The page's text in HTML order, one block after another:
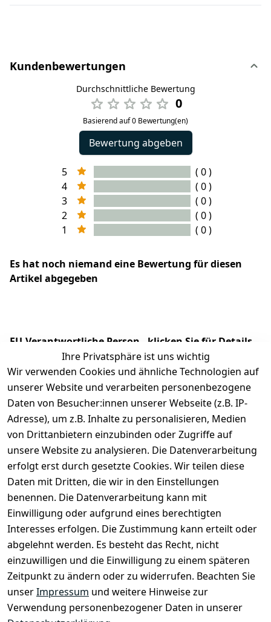
Kundenbewertungen
Durchschnittliche Bewertung
0
Basierend auf 0 Bewertung(en)
Bewertung abgeben
5
( 0 )
4
( 0 )
3
( 0 )
2
( 0 )
1
( 0 )
Es hat noch niemand eine Bewertung für diesen
Artikel abgegeben
EU-Verantwortliche Person - klicken Sie für Details
Ihre Privatsphäre ist uns wichtig
Wir verwenden Cookies und ähnliche Technologien auf
unserer Website und verarbeiten personenbezogene
Daten von Besucher:innen unserer Webseite (z.B. IP-
Adresse), um z.B. Inhalte zu personalisieren, Medien
von Drittanbietern einzubinden oder Zugriffe auf
unsere Website zu analysieren. Die Datenverarbeitung
erfolgt erst durch gesetzte Cookies. Wir teilen diese
Daten mit Dritten, die wir in den Einstellungen
benennen. Die Datenverarbeitung kann mit
Einwilligung oder aufgrund eines berechtigten
Interesses erfolgen. Die Zustimmung kann erteilt oder
abgelehnt werden. Es besteht das Recht, nicht
einzuwilligen und die Einwilligung zu einem späteren
Zeitpunkt zu ändern oder zu widerrufen. Beachten Sie
unserImpressum und weitere Hinweise zur
Verwendung personenbezogener Daten in unserer
Rechtliches
Impressum
Datenschutze
rklärung
Barrierefreihe
itserklärung
Widerrufsrec
Services
Registrieren